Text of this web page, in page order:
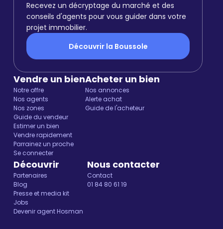
Recevez un décryptage du marché et des
conseils d'agents pour vous guider dans votre
projet immobilier.
Découvrir la Boussole
Vendre un bien
Notre offre
Nos agents
Nos zones
Guide du vendeur
Estimer un bien
Vendre rapidement
Parrainez un proche
Se connecter
Acheter un bien
Nos annonces
Alerte achat
Guide de l'acheteur
Découvrir
Partenaires
Blog
Presse et media kit
Jobs
Devenir agent Hosman
Nous contacter
Contact
01 84 80 61 19